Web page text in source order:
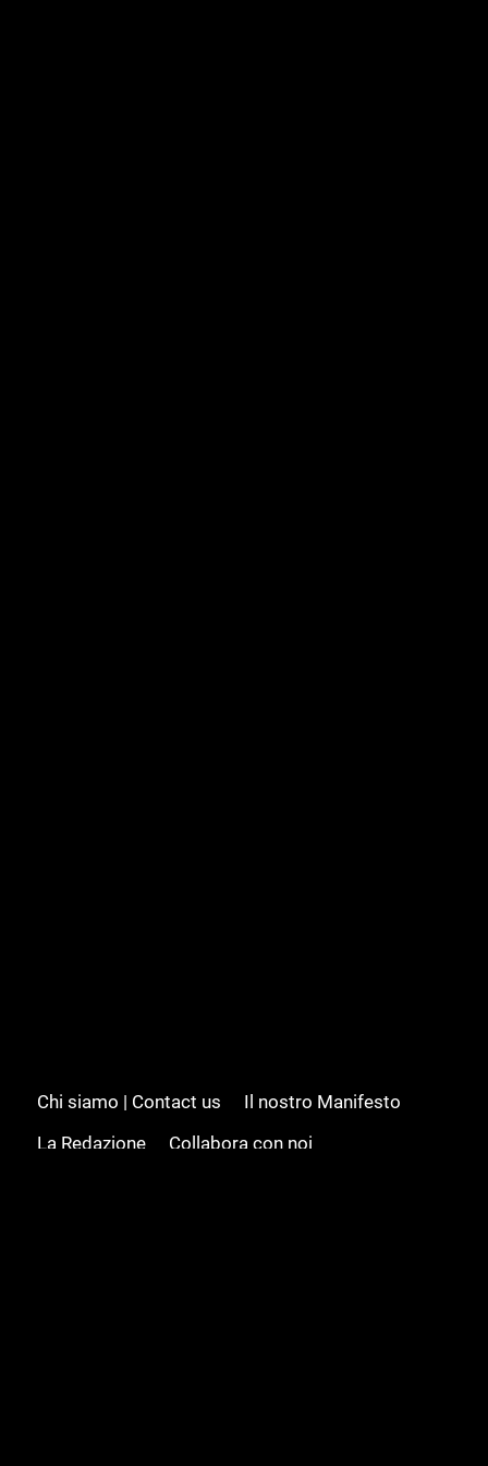
Chi siamo | Contact us
Il nostro Manifesto
La Redazione
Collabora con noi